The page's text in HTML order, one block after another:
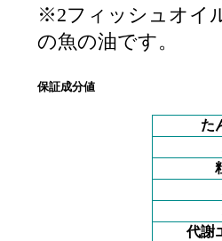
※2フィッシュオイ
の魚の油です。
保証成分値
た
代謝